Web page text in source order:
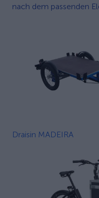
nach dem passenden
Draisin MADEIRA